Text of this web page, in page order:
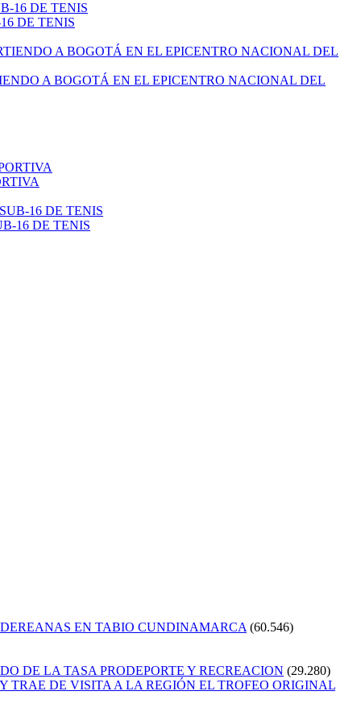
DE TENIS
A BOGOTÁ EN EL EPICENTRO NACIONAL DEL
16 DE TENIS
EN TABIO CUNDINAMARCA (60.546)
DE LA TASA PRODEPORTE Y RECREACION (29.280)
TRAE DE VISITA A LA REGIÓN EL TROFEO ORIGINAL